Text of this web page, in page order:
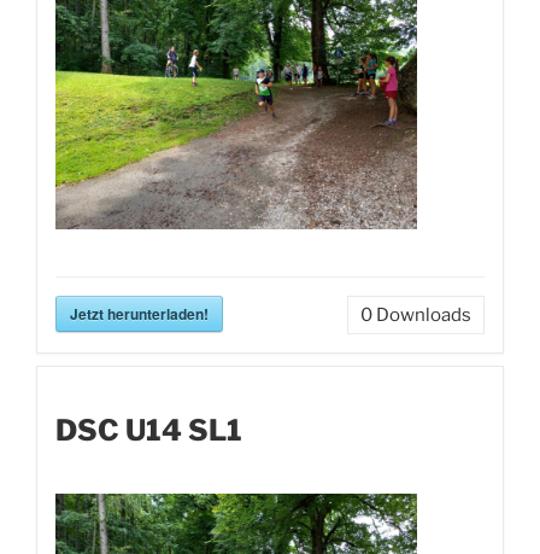
Jetzt herunterladen! 0 Downloads
DSC U14 SL1